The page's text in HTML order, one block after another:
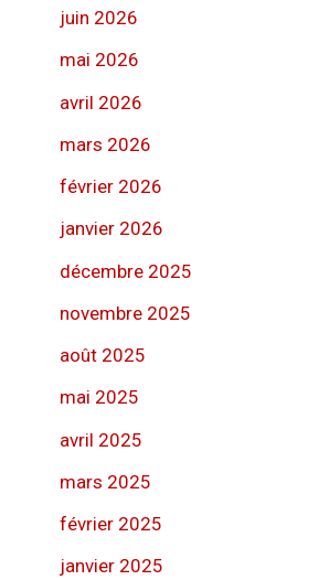
juin 2026
mai 2026
avril 2026
mars 2026
février 2026
janvier 2026
décembre 2025
novembre 2025
août 2025
mai 2025
avril 2025
mars 2025
février 2025
janvier 2025